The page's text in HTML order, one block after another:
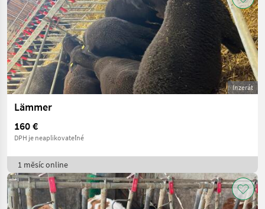
Inzerát
Lämmer
160 €
DPH je neaplikovateľné
1 měsíc online